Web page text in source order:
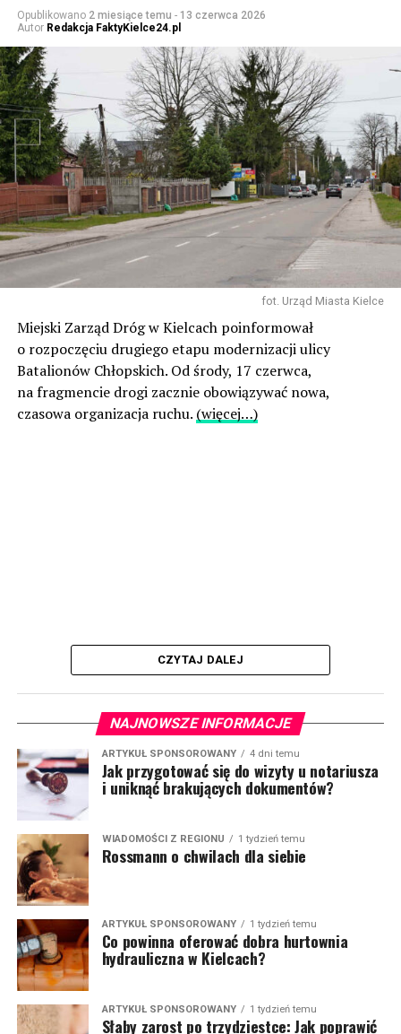
Opublikowano 2 miesiące temu - 13 czerwca 2026
Autor Redakcja FaktyKielce24.pl
fot. Urząd Miasta Kielce
Miejski Zarząd Dróg w Kielcach poinformował
o rozpoczęciu drugiego etapu modernizacji ulicy
Batalionów Chłopskich. Od środy, 17 czerwca,
na fragmencie drogi zacznie obowiązywać nowa,
czasowa organizacja ruchu. (więcej…)
CZYTAJ DALEJ
NAJNOWSZE INFORMACJE
ARTYKUŁ SPONSOROWANY 4 dni temu
Jak przygotować się do wizyty u notariusza
i uniknąć brakujących dokumentów?
WIADOMOŚCI Z REGIONU 1 tydzień temu
Rossmann o chwilach dla siebie
ARTYKUŁ SPONSOROWANY 1 tydzień temu
Co powinna oferować dobra hurtownia
hydrauliczna w Kielcach?
ARTYKUŁ SPONSOROWANY 1 tydzień temu
Słaby zarost po trzydziestce: Jak poprawić